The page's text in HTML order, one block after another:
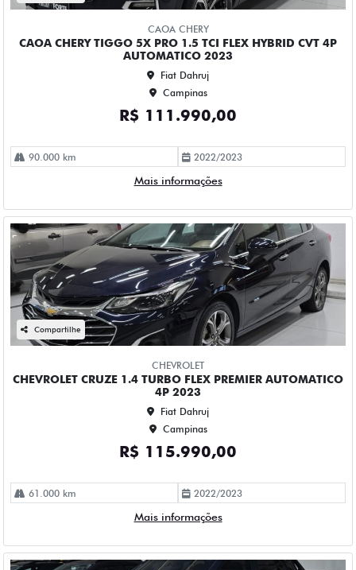
Fiat Dahruj
Campinas
R$ 115.990,00
2022/2023
Mais informações
Compartilhe
CHEVROLET
CHEVROLET MONTANA 1.2 TURBO FLEX PREMIER
AUTOMATICO 4P 2023
Fiat Dahruj
Campinas
R$ 109.990,00
2023/2023
Mais informações